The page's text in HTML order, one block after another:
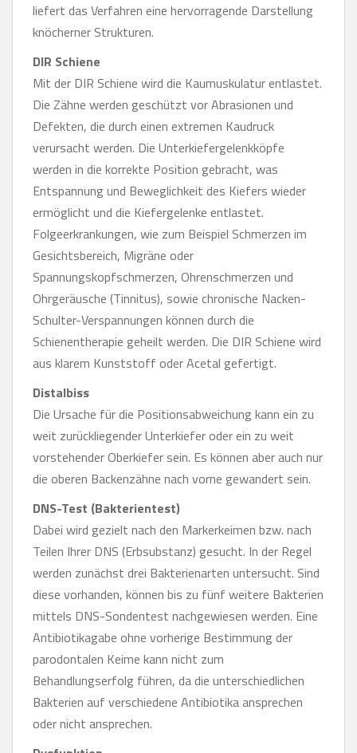
liefert das Verfahren eine hervorragende Darstellung
knöcherner Strukturen.
DIR Schiene
Mit der DIR Schiene wird die Kaumuskulatur entlastet.
Die Zähne werden geschützt vor Abrasionen und
Defekten, die durch einen extremen Kaudruck
verursacht werden. Die Unterkiefergelenkköpfe
werden in die korrekte Position gebracht, was
Entspannung und Beweglichkeit des Kiefers wieder
ermöglicht und die Kiefergelenke entlastet.
Folgeerkrankungen, wie zum Beispiel Schmerzen im
Gesichtsbereich, Migräne oder
Spannungskopfschmerzen, Ohrenschmerzen und
Ohrgeräusche (Tinnitus), sowie chronische Nacken-
Schulter-Verspannungen können durch die
Schienentherapie geheilt werden. Die DIR Schiene wird
aus klarem Kunststoff oder Acetal gefertigt.
Distalbiss
Die Ursache für die Positionsabweichung kann ein zu
weit zurückliegender Unterkiefer oder ein zu weit
vorstehender Oberkiefer sein. Es können aber auch nur
die oberen Backenzähne nach vorne gewandert sein.
DNS-Test (Bakterientest)
Dabei wird gezielt nach den Markerkeimen bzw. nach
Teilen Ihrer DNS (Erbsubstanz) gesucht. In der Regel
werden zunächst drei Bakterienarten untersucht. Sind
diese vorhanden, können bis zu fünf weitere Bakterien
mittels DNS-Sondentest nachgewiesen werden. Eine
Antibiotikagabe ohne vorherige Bestimmung der
parodontalen Keime kann nicht zum
Behandlungserfolg führen, da die unterschiedlichen
Bakterien auf verschiedene Antibiotika ansprechen
oder nicht ansprechen.